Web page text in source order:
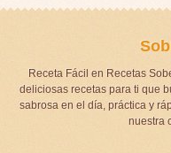
Receta Fácil en Recetas
deliciosas recetas para ti que
sabrosa en el día, práctica y
nuestra